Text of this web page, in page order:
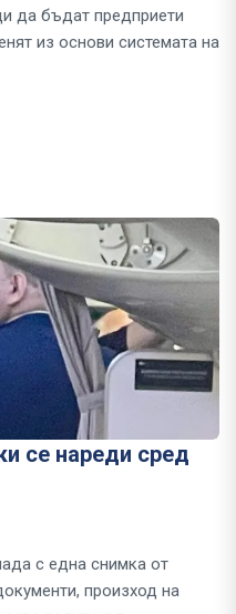
да бъдат предприети
из основи системата на
се нареди сред
с една снимка от
произход на